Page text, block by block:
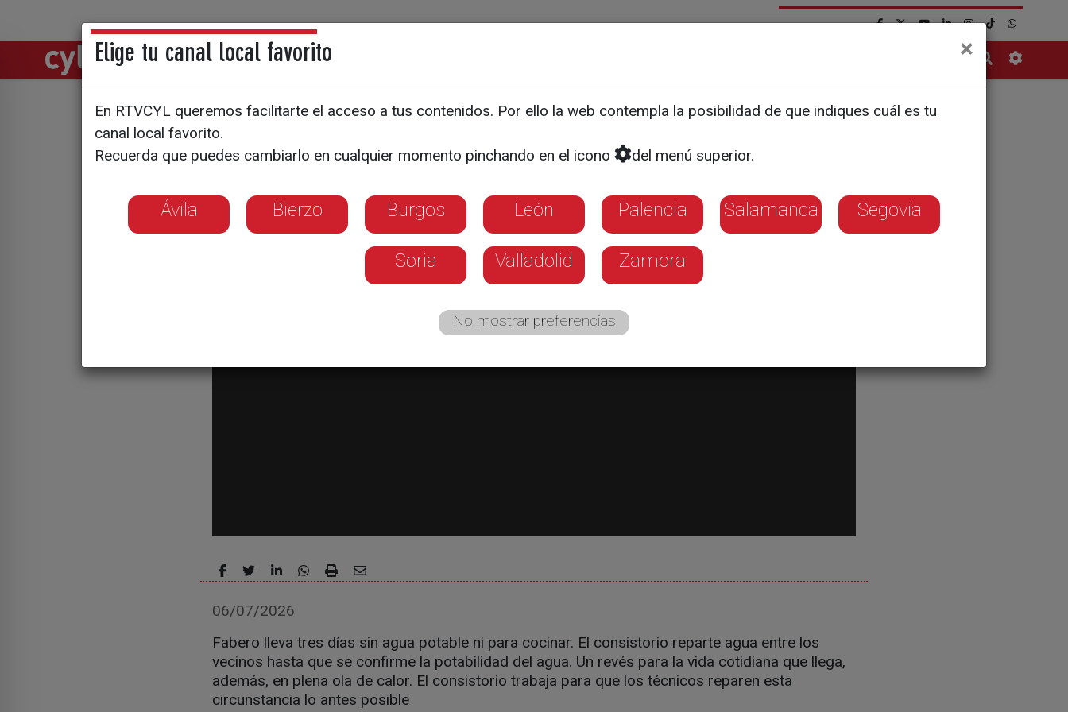
Directos Noticias
Tres días sin agua potable en Fabero
06/07/2026
Fabero lleva tres días sin agua potable ni para cocinar. El consistorio reparte agua entre los
vecinos hasta que se confirme la potabilidad del agua. Un revés para la vida cotidiana que llega,
además, en plena ola de calor. El consistorio trabaja para que los técnicos reparen esta
circunstancia lo antes posible
Elige tu canal local favorito ×
En RTVCYL queremos facilitarte el acceso a tus contenidos. Por ello la web contempla la posibilidad de que indiques cuál es tu
canal local favorito.
Recuerda que puedes cambiarlo en cualquier momento pinchando en el icono
del menú superior.
Ávila Bierzo Burgos León Palencia Salamanca Segovia
Soria Valladolid Zamora
No mostrar preferencias